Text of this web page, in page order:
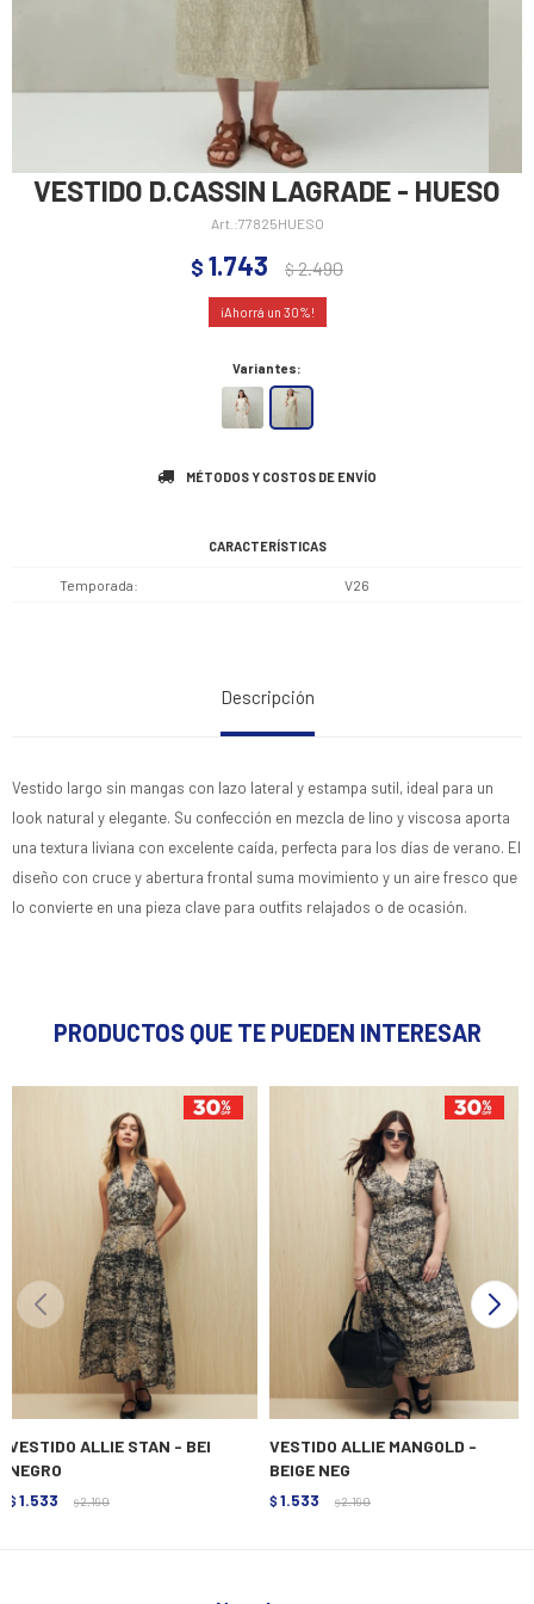
VESTIDO D.CASSIN LAGRADE - HUESO
77825HUESO
$ 1.743 $2.490
30
Variantes:
MÉTODOS Y COSTOS DE ENVÍO
CARACTERÍSTICAS
Temporada V26
Descripción
Vestido largo sin mangas con lazo lateral y estampa sutil, ideal para un
look natural y elegante. Su confección en mezcla de lino y viscosa aporta
una textura liviana con excelente caída, perfecta para los días de verano. El
diseño con cruce y abertura frontal suma movimiento y un aire fresco que
lo convierte en una pieza clave para outfits relajados o de ocasión.
PRODUCTOS QUE TE PUEDEN INTERESAR
VESTIDO ALLIE STAN - BEI
NEGRO
$ 1.533 $ 2.190
VESTIDO ALLIE MANGOLD -
BEIGE NEG
$ 1.533 $ 2.190